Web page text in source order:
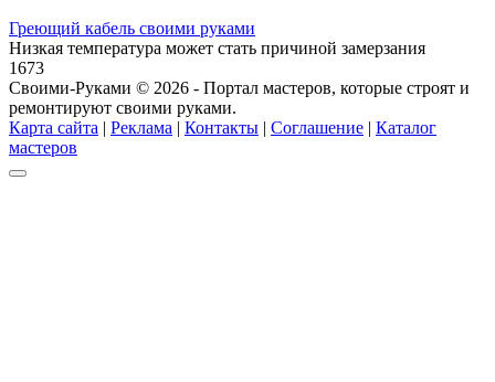
Греющий кабель своими руками
Низкая температура может стать причиной замерзания
1673
Своими-Руками © 2026 - Портал мастеров, которые строят и
ремонтируют своими руками.
Карта сайта | Реклама | Контакты | Соглашение | Каталог
мастеров